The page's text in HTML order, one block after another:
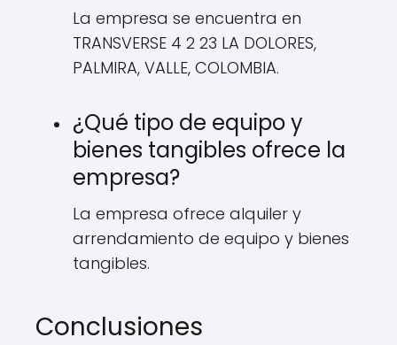
La empresa se encuentra en
TRANSVERSE 4 2 23 LA DOLORES,
PALMIRA, VALLE, COLOMBIA.
¿Qué tipo de equipo y
bienes tangibles ofrece la
empresa?
La empresa ofrece alquiler y
arrendamiento de equipo y bienes
tangibles.
Conclusiones